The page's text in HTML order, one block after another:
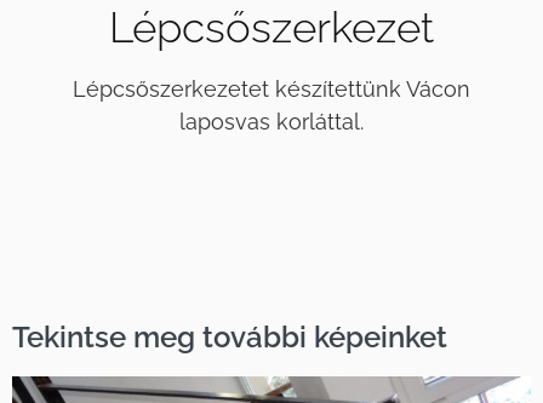
Lépcsőszerkezet
Lépcsőszerkezetet készítettünk Vácon
laposvas korláttal.
Tekintse meg további képeinket